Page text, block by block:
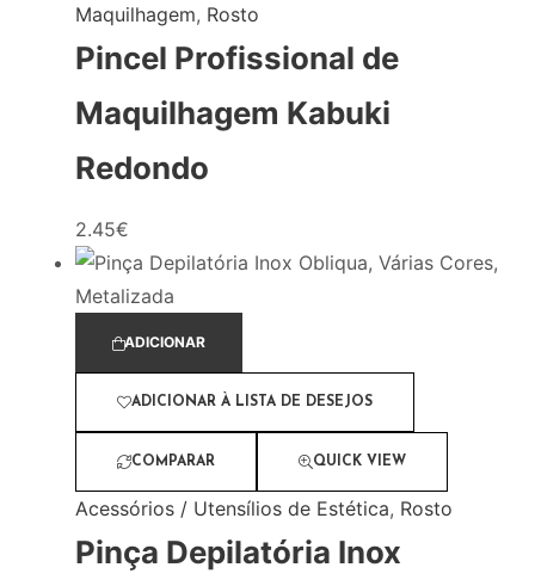
Maquilhagem, Rosto
Pincel Profissional de
Maquilhagem Kabuki
Redondo
2.45€
ADICIONAR
ADICIONAR À LISTA DE DESEJOS
COMPARAR QUICK VIEW
Acessórios / Utensílios de Estética, Rosto
Pinça Depilatória Inox